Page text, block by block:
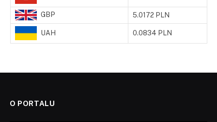
GBP 5.0172 PLN
UAH 0.0834 PLN
O PORTALU